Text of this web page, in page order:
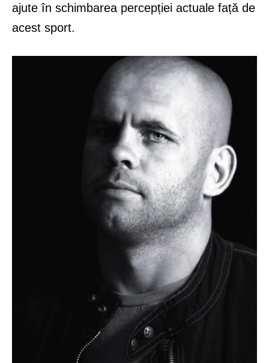
ajute în schimbarea percepției actuale față de
acest sport.